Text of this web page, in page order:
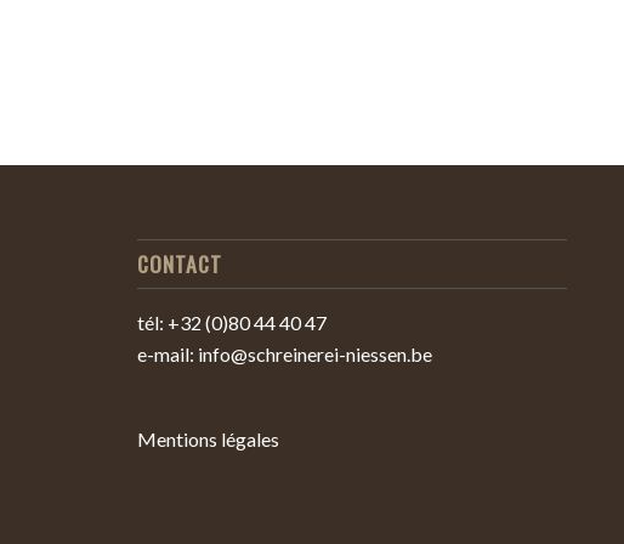
CONTACT
tél: +32 (0)80 44 40 47
e-mail: info@schreinerei-niessen.be
Mentions légales